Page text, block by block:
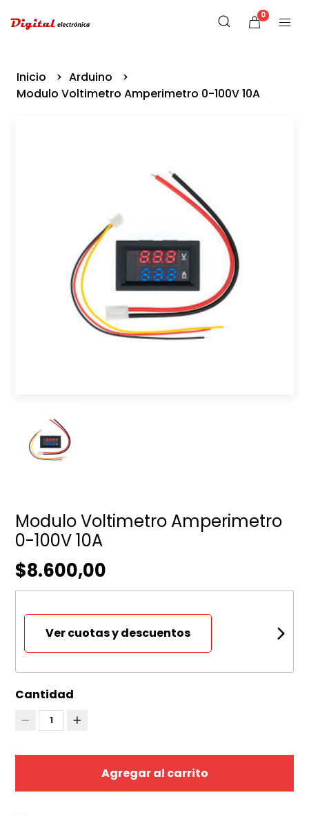
0
Inicio
Arduino
Modulo Voltimetro Amperimetro 0-100V 10A
Modulo Voltimetro Amperimetro
0-100V 10A
$8.600,00
Ver cuotas y descuentos
Cantidad
1
Agregar al carrito